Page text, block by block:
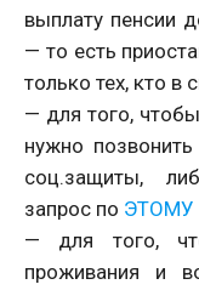
выплату пенсии
— то есть
только тех, кто в
— для того,
нужно
соц.защиты,
запрос по ЭТОМУ
— для того,
проживания и